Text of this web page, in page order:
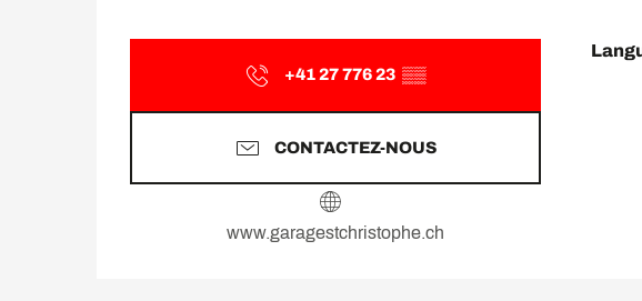
+41 27 776 23 ▒▒
CONTACTEZ-NOUS
www.garagestchristophe.ch